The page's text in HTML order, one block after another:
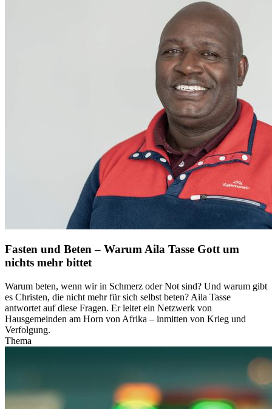
Fasten und Beten – Warum Aila Tasse Gott um
nichts mehr bittet
Warum beten, wenn wir in Schmerz oder Not sind? Und warum gibt
es Christen, die nicht mehr für sich selbst beten? Aila Tasse
antwortet auf diese Fragen. Er leitet ein Netzwerk von
Hausgemeinden am Horn von Afrika – inmitten von Krieg und
Verfolgung.
Thema